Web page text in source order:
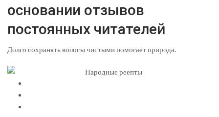
основании отзывов
постоянных читателей
Долго сохранять волосы чистыми помогает природа.